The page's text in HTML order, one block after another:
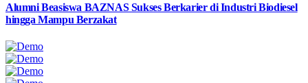
Alumni Beasiswa BAZNAS Sukses Berkarier di Industri Biodiesel
hingga Mampu Berzakat